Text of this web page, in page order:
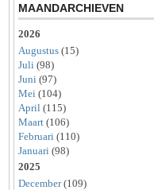
MAANDARCHIEVEN
2026
Augustus (15)
Juli (98)
Juni (97)
Mei (104)
April (115)
Maart (106)
Februari (110)
Januari (98)
2025
December(109)